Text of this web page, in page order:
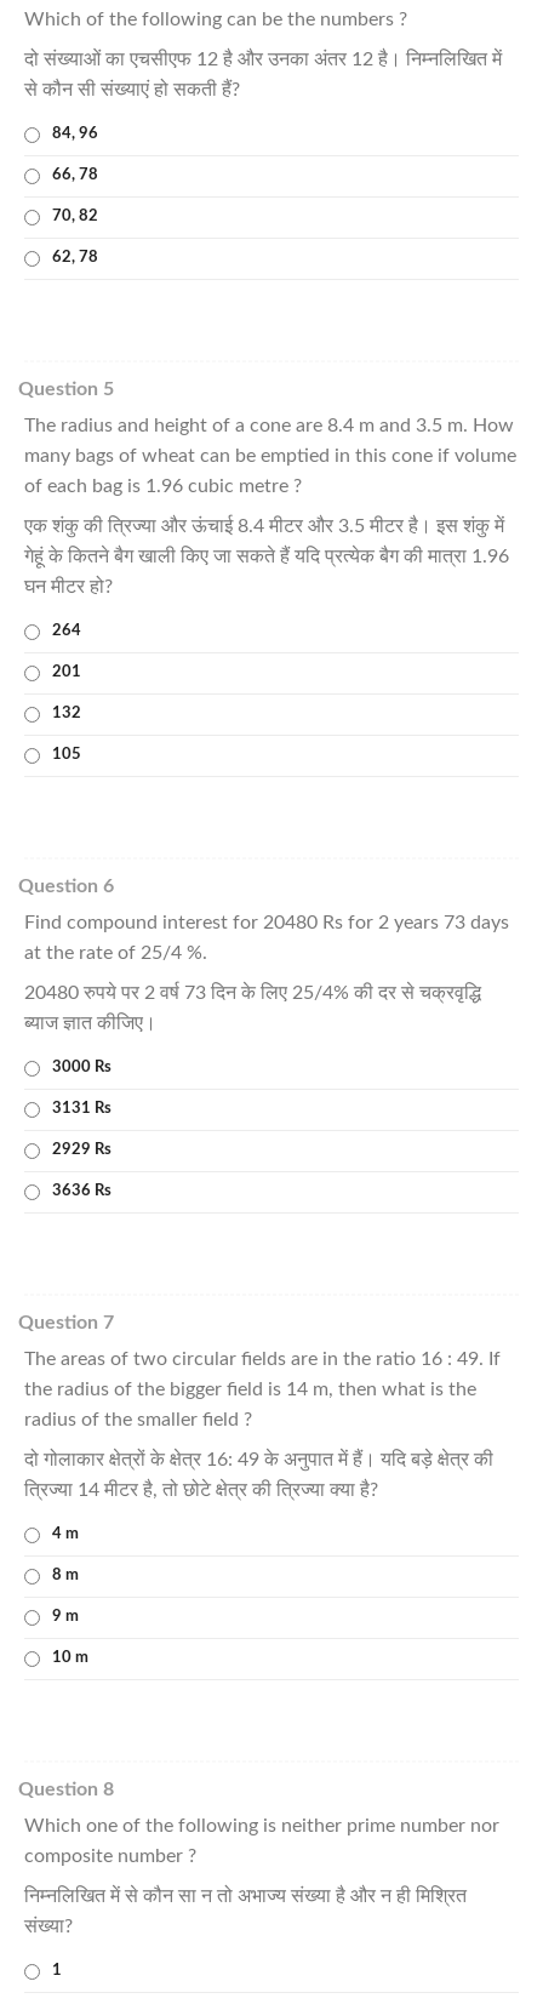
Which of the following can be the numbers ?
दो संख्याओं का एचसीएफ 12 है और उनका अंतर 12 है। निम्नलिखित में
से कौन सी संख्याएं हो सकती हैं?
84, 96
66, 78
70, 82
62, 78
Question 5
The radius and height of a cone are 8.4 m and 3.5 m. How
many bags of wheat can be emptied in this cone if volume
of each bag is 1.96 cubic metre ?
एक शंकु की त्रिज्या और ऊंचाई 8.4 मीटर और 3.5 मीटर है। इस शंकु में
गेहूं के कितने बैग खाली किए जा सकते हैं यदि प्रत्येक बैग की मात्रा 1.96
घन मीटर हो?
264
201
132
105
Question 6
Find compound interest for 20480 Rs for 2 years 73 days
at the rate of 25/4 %.
20480 रुपये पर 2 वर्ष 73 दिन के लिए 25/4% की दर से चक्रवृद्धि
ब्याज ज्ञात कीजिए।
3000 Rs
3131 Rs
2929 Rs
3636 Rs
Question 7
The areas of two circular fields are in the ratio 16 : 49. If
the radius of the bigger field is 14 m, then what is the
radius of the smaller field ?
दो गोलाकार क्षेत्रों के क्षेत्र 16: 49 के अनुपात में हैं। यदि बड़े क्षेत्र की
त्रिज्या 14 मीटर है, तो छोटे क्षेत्र की त्रिज्या क्या है?
4 m
8 m
9 m
10 m
Question 8
Which one of the following is neither prime number nor
composite number ?
निम्नलिखित में से कौन सा न तो अभाज्य संख्या है और न ही मिश्रित
संख्या?
1